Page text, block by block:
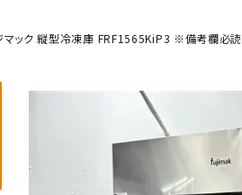
対面ショーケース
75kg
ホットショーケース
マック 縦型冷凍庫 FRF1565KiP3 ※備考欄必読